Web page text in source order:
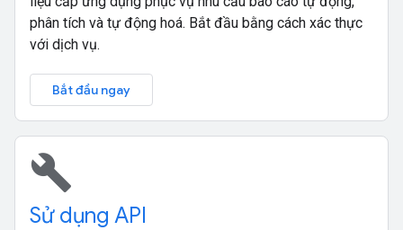
phân tích và tự động hoá. Bắt đầu bằng cách xác thực
với dịch vụ.
Bắt đầu ngay
build
Sử dụng API